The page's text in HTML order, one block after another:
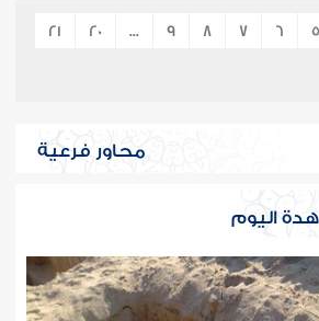
18
03/08/2026
الجبار، القوي القهار، العزيز الغفار، الذي بيده
والنهار، ويصرف الكون بحكمته وقدرته، لا
ولا يسأل عما يفعل وهم..
الرحيل، وقبل أن يفوت الأوان
5
6
7
8
9
...
20
21
محاور فرعية
اليوم